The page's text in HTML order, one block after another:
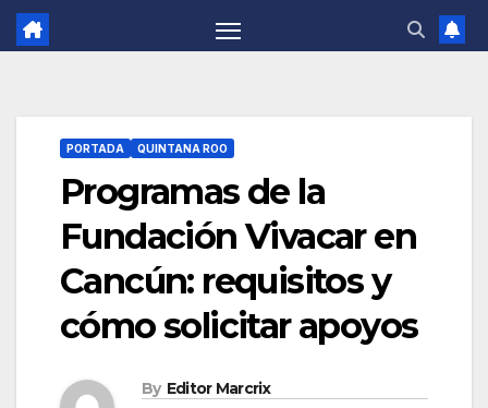
PORTADA QUINTANA ROO
Programas de la
Fundación Vivacar en
Cancún: requisitos y
cómo solicitar apoyos
By Editor Marcrix